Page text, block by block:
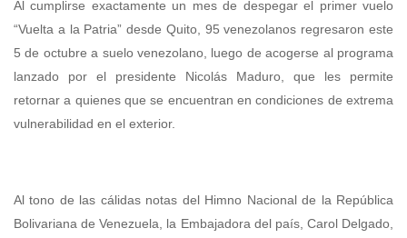
Al cumplirse exactamente un mes de despegar el primer vuelo
“Vuelta a la Patria” desde Quito, 95 venezolanos regresaron este
5 de octubre a suelo venezolano, luego de acogerse al programa
lanzado por el presidente Nicolás Maduro, que les permite
retornar a quienes que se encuentran en condiciones de extrema
vulnerabilidad en el exterior.
Al tono de las cálidas notas del Himno Nacional de la República
Bolivariana de Venezuela, la Embajadora del país, Carol Delgado,